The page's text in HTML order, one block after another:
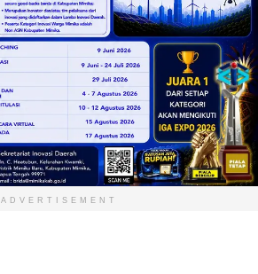
ADVERTISEMENT